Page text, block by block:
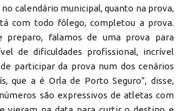
calendário municipal, quanto na prova,
com todo fôlego, completou a prova.
preparo, falamos de uma prova para
de dificuldades profissional, incrível
participar da prova num dos cenários
que a é Orla de Porto Seguro”, disse,
são expressivos de atletas com